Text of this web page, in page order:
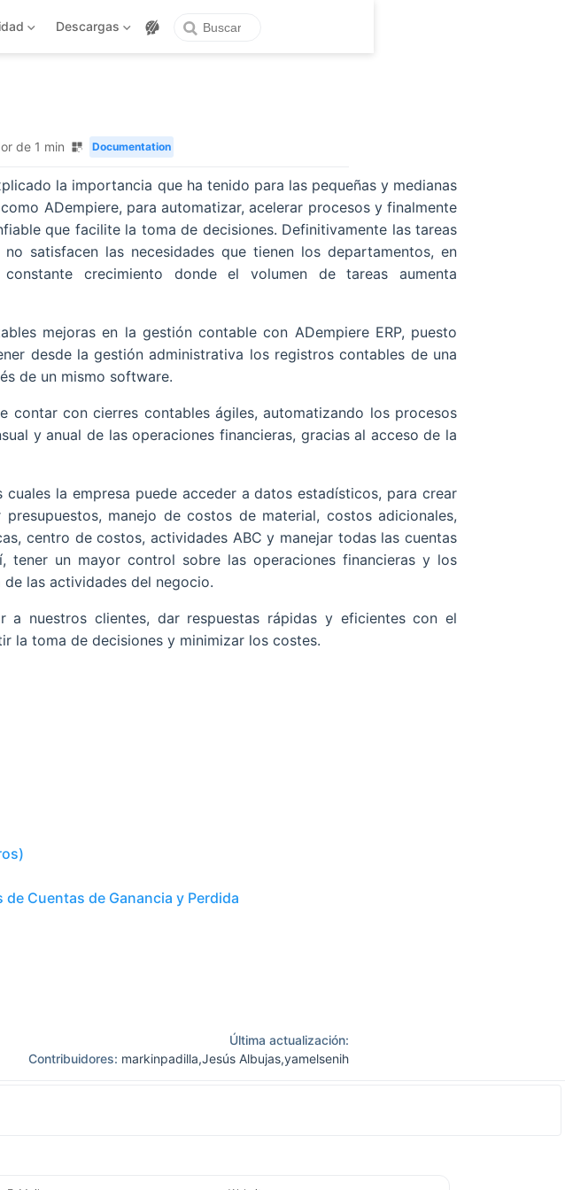
Descargas
de 1 min Documentation
la importancia que ha tenido para las pequeñas y medianas
ADempiere, para automatizar, acelerar procesos y finalmente
que facilite la toma de decisiones. Definitivamente las tareas
satisfacen las necesidades que tienen los departamentos, en
crecimiento donde el volumen de tareas aumenta
mejoras en la gestión contable con ADempiere ERP, puesto
desde la gestión administrativa los registros contables de una
de un mismo software.
contar con cierres contables ágiles, automatizando los procesos
y anual de las operaciones financieras, gracias al acceso de la
la empresa puede acceder a datos estadísticos, para crear
manejo de costos de material, costos adicionales,
centro de costos, actividades ABC y manejar todas las cuentas
tener un mayor control sobre las operaciones financieras y los
las actividades del negocio.
a nuestros clientes, dar respuestas rápidas y eficientes con el
la toma de decisiones y minimizar los costes.
Cuentas de Ganancia y Perdida
Última actualización:
Contribuidores: markinpadilla,Jesús Albujas,yamelsenih